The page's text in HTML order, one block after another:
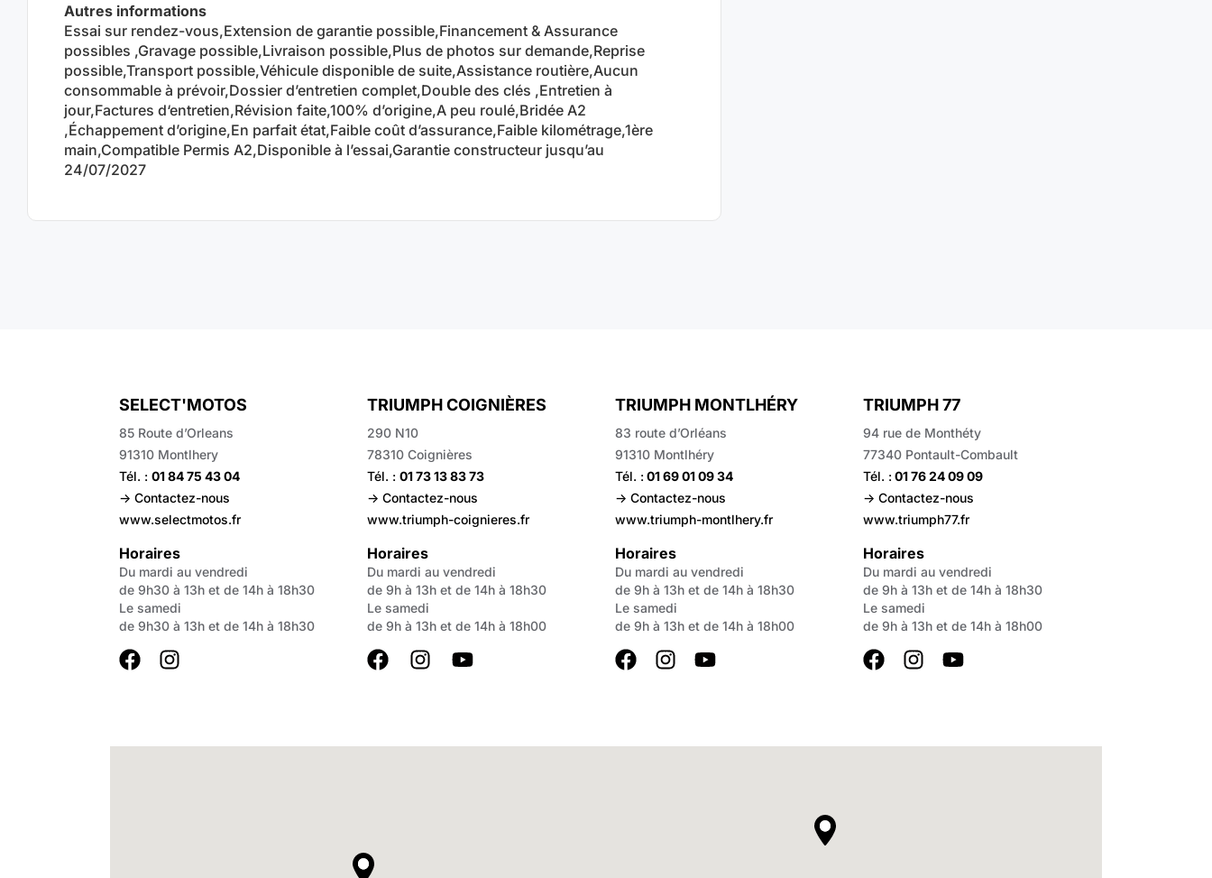
Autres informations
Essai sur rendez-vous,Extension de garantie possible,Financement & Assurance
possibles ,Gravage possible,Livraison possible,Plus de photos sur demande,Reprise
possible,Transport possible,Véhicule disponible de suite,Assistance routière,Aucun
consommable à prévoir,Dossier d’entretien complet,Double des clés ,Entretien à
jour,Factures d‘entretien,Révision faite,100% d’origine,A peu roulé,Bridée A2
,Échappement d’origine,En parfait état,Faible coût d’assurance,Faible kilométrage,1ère
main,Compatible Permis A2,Disponible à l’essai,Garantie constructeur jusqu’au
24/07/2027
SELECT'MOTOS
85 Route d’Orleans
91310 Montlhery
Tél. : 01 84 75 43 04
-> Contactez-nous
www.selectmotos.fr
Horaires
Du mardi au vendredi
de 9h30 à 13h et de 14h à 18h30
Le samedi
de 9h30 à 13h et de 14h à 18h30
TRIUMPH COIGNIÈRES
290 N10
78310 Coignières
Tél. : 01 73 13 83 73
-> Contactez-nous
www.triumph-coignieres.fr
Horaires
Du mardi au vendredi
de 9h à 13h et de 14h à 18h30
Le samedi
de 9h à 13h et de 14h à 18h00
TRIUMPH MONTLHÉRY
83 route d’Orléans
91310 Montlhéry
Tél. : 01 69 01 09 34
-> Contactez-nous
www.triumph-montlhery.fr
Horaires
Du mardi au vendredi
de 9h à 13h et de 14h à 18h30
Le samedi
de 9h à 13h et de 14h à 18h00
TRIUMPH 77
94 rue de Monthéty
77340 Pontault-Combault
Tél. : 01 76 24 09 09
-> Contactez-nous
www.triumph77.fr
Horaires
Du mardi au vendredi
de 9h à 13h et de 14h à 18h30
Le samedi
de 9h à 13h et de 14h à 18h00